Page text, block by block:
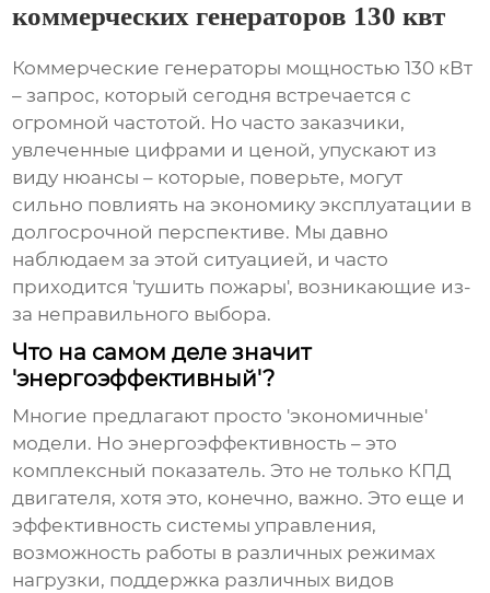
коммерческих генераторов 130 квт
Коммерческие генераторы мощностью 130 кВт
– запрос, который сегодня встречается с
огромной частотой. Но часто заказчики,
увлеченные цифрами и ценой, упускают из
виду нюансы – которые, поверьте, могут
сильно повлиять на экономику эксплуатации в
долгосрочной перспективе. Мы давно
наблюдаем за этой ситуацией, и часто
приходится 'тушить пожары', возникающие из-
за неправильного выбора.
Что на самом деле значит
'энергоэффективный'?
Многие предлагают просто 'экономичные'
модели. Но энергоэффективность – это
комплексный показатель. Это не только КПД
двигателя, хотя это, конечно, важно. Это еще и
эффективность системы управления,
возможность работы в различных режимах
нагрузки, поддержка различных видов